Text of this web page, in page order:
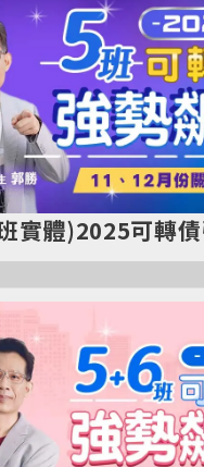
實體)2025可轉